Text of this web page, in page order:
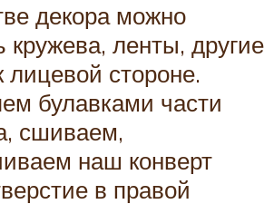
декора можно
кружева, ленты, другие
лицевой стороне.
булавками части
сшиваем,
наш конверт
в правой